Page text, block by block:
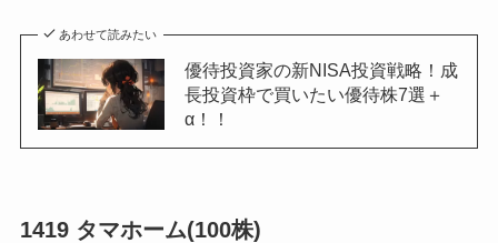
あわせて読みたい
優待投資家の新NISA投資戦略！成
長投資枠で買いたい優待株7選＋
α！！
1419 タマホーム(100株)